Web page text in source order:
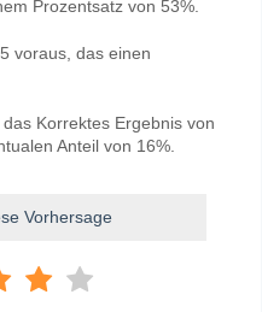
Prozentsatz von 53%.
voraus, das einen
Korrektes Ergebnis von
Anteil von 16%.
Vorhersage